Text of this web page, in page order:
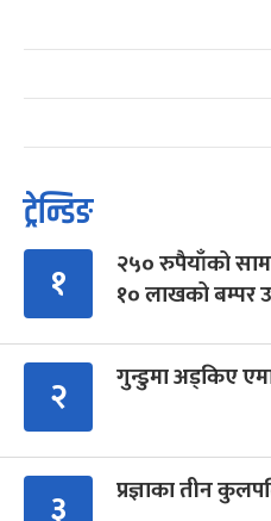
ट्रेन्डिङ
१
२५० रुपैयाँको
१० लाखको बम्पर
२ गुन्डुमा अड्किए
३ प्रज्ञाका तीन